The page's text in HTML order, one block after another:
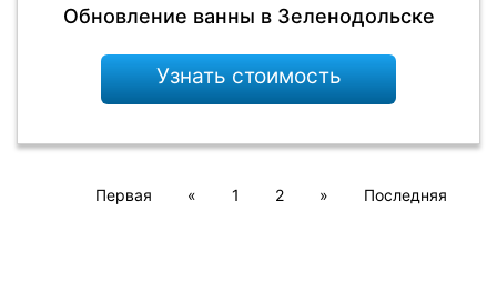
Обновление ванны в Зеленодольске
Узнать стоимость
Первая « 1 2 » Последняя